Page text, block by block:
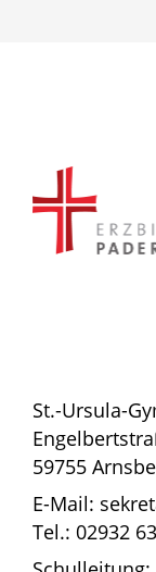
St.-Ursula-
59755
E-Mail:
Tel.: 02932